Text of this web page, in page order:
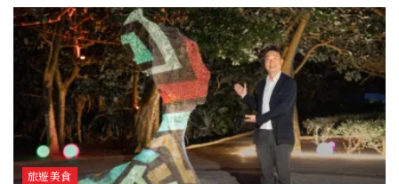
旅遊美食